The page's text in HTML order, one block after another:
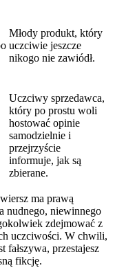
Młody produkt, który
uczciwie jeszcze
nikogo nie zawiódł.
Uczciwy sprzedawca,
który po prostu woli
hostować opinie
samodzielnie i
przejrzyście
informuje, jak są
zbierane.
ma prawą
nudnego, niewinnego
zdejmować z
uczciwości. W chwili,
fałszywa, przestajesz
fikcję.